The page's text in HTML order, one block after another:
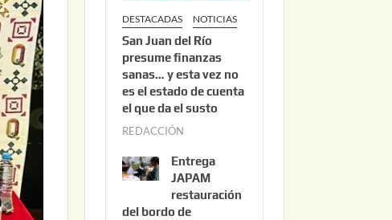
DESTACADAS NOTICIAS
San Juan del Río
presume finanzas
sanas… y esta vez no
es el estado de cuenta
el que da el susto
REDACCIÓN
o
s
t
Entrega
JAPAM
restauración
del bordo de